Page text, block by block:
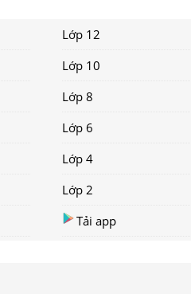
Lớp 12
Lớp 10
Lớp 8
Lớp 6
Lớp 4
Lớp 2
Tải app